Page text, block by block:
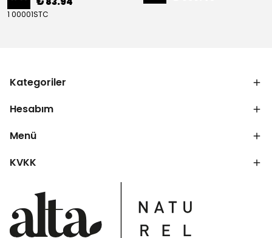
1 00001STC
Kategoriler
Hesabım
Menü
KVKK